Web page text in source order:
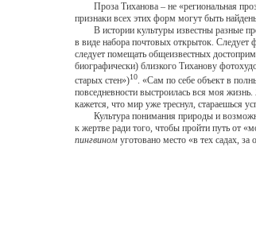
Проза Тиханова – не «региональная
признаки всех этих форм могут быть
В истории культуры известны разные
в виде набора почтовых открыток. Следует
следует помещать общеизвестных
биографически) близкого Тиханову
старых стен»)10. «Сам по себе объект в
повседневности выстроилась вся моя
кажется, что мир уже треснул, стараешься
Культура понимания природы и
к жертве ради того, чтобы пройти путь от
пингвином уготовано место «в тех садах,